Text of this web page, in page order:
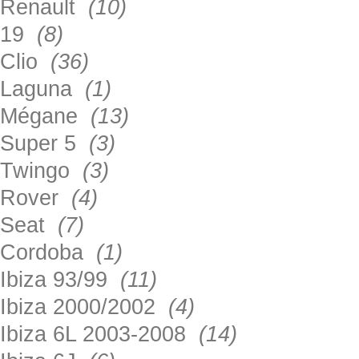
Renault (10)
19 (8)
Clio (36)
Laguna (1)
Mégane (13)
Super 5 (3)
Twingo (3)
Rover (4)
Seat (7)
Cordoba (1)
Ibiza 93/99 (11)
Ibiza 2000/2002 (4)
Ibiza 6L 2003-2008 (14)